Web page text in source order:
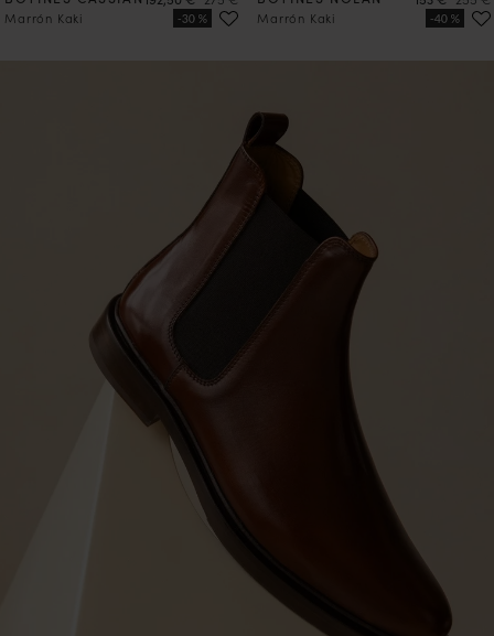
Marrón Kaki Marrón Kaki